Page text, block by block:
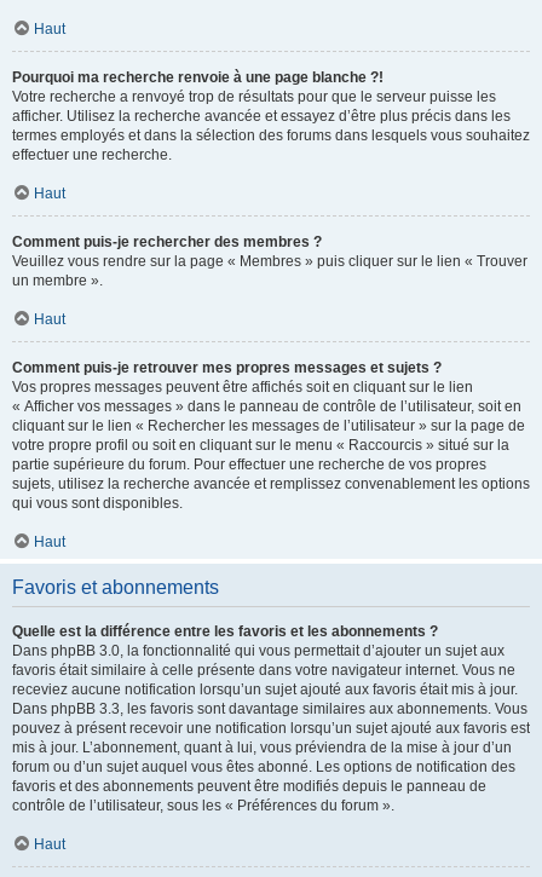
Haut
Pourquoi ma recherche renvoie à une page blanche ?!
Votre recherche a renvoyé trop de résultats pour que le serveur puisse les
afficher. Utilisez la recherche avancée et essayez d’être plus précis dans les
termes employés et dans la sélection des forums dans lesquels vous souhaitez
effectuer une recherche.
Haut
Comment puis-je rechercher des membres ?
Veuillez vous rendre sur la page « Membres » puis cliquer sur le lien « Trouver
un membre ».
Haut
Comment puis-je retrouver mes propres messages et sujets ?
Vos propres messages peuvent être affichés soit en cliquant sur le lien
« Afficher vos messages » dans le panneau de contrôle de l’utilisateur, soit en
cliquant sur le lien « Rechercher les messages de l’utilisateur » sur la page de
votre propre profil ou soit en cliquant sur le menu « Raccourcis » situé sur la
partie supérieure du forum. Pour effectuer une recherche de vos propres
sujets, utilisez la recherche avancée et remplissez convenablement les options
qui vous sont disponibles.
Haut
Favoris et abonnements
Quelle est la différence entre les favoris et les abonnements ?
Dans phpBB 3.0, la fonctionnalité qui vous permettait d’ajouter un sujet aux
favoris était similaire à celle présente dans votre navigateur internet. Vous ne
receviez aucune notification lorsqu’un sujet ajouté aux favoris était mis à jour.
Dans phpBB 3.3, les favoris sont davantage similaires aux abonnements. Vous
pouvez à présent recevoir une notification lorsqu’un sujet ajouté aux favoris est
mis à jour. L’abonnement, quant à lui, vous préviendra de la mise à jour d’un
forum ou d’un sujet auquel vous êtes abonné. Les options de notification des
favoris et des abonnements peuvent être modifiés depuis le panneau de
contrôle de l’utilisateur, sous les « Préférences du forum ».
Haut